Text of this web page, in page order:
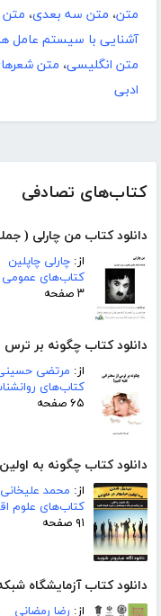
کتاب‌های تصادفی
دانلود کتاب من چارلی (
از: چارلی چاپلین
کتاب‌های عمومی
۳ صفحه
دانلود کتاب چگونه بر ترس
از: مرتضی
کتاب‌های
۶۵ صفحه
دانلود کتاب چگونه به
از: محمد علیخانی
کتاب‌های علوم
۹۱ صفحه
دانلود کتاب آزمایشگاه
از: رضا رمضانی
متن، متن سه بعدی، متن
آشنایی با سیستم عامل
متن انگلیسی، متن
ادبی